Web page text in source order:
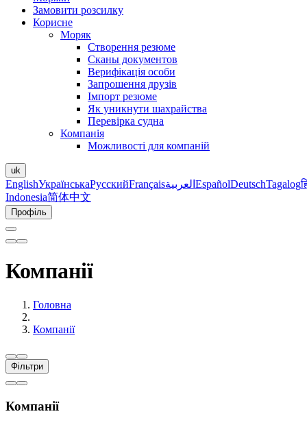
Замовити розсилку
Корисне
Моряк
Створення резюме
Сканы документов
Верифікація особи
Запрошення друзів
Імпорт резюме
Як уникнути шахрайства
Перевірка судна
Компанія
Можливості для компаній
uk
EnglishУкраїнськаРусскийFrançaisالعربية EspañolDeutschTagalog
Indonesia简体中文
Профіль
Компанії
Головна
Компанії
Фільтри
Компанії